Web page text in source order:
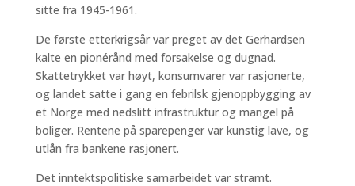
sitte fra 1945-1961.
De første etterkrigsår var preget av det Gerhardsen
kalte en pionérånd med forsakelse og dugnad.
Skattetrykket var høyt, konsumvarer var rasjonerte,
og landet satte i gang en febrilsk gjenoppbygging av
et Norge med nedslitt infrastruktur og mangel på
boliger. Rentene på sparepenger var kunstig lave, og
utlån fra bankene rasjonert.
Det inntektspolitiske samarbeidet var stramt.